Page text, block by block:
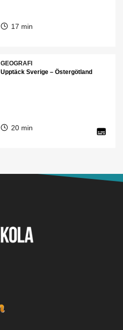
17 min
GEOGRAFI
Upptäck Sverige – Östergötland
20 min